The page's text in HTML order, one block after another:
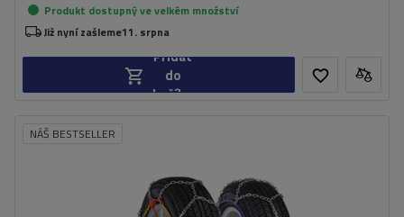
Produkt dostupný ve velkém množství
Již nyní zašleme11. srpna
Přidat
do
košíku
NÁŠ BESTSELLER
Ne
ÖNORM V5117,TÜV/GS